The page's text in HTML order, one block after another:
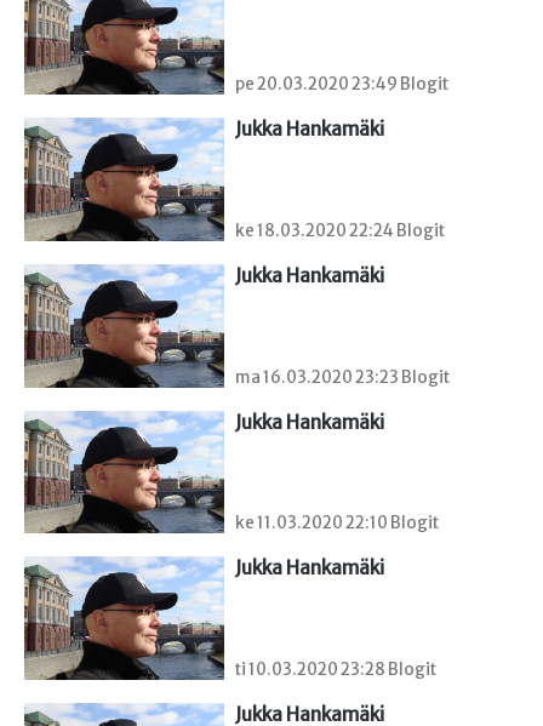
pe 20.03.2020 23:49 Blogit
Jukka Hankamäki
ke 18.03.2020 22:24 Blogit
Jukka Hankamäki
ma 16.03.2020 23:23 Blogit
Jukka Hankamäki
ke 11.03.2020 22:10 Blogit
Jukka Hankamäki
ti 10.03.2020 23:28 Blogit
Jukka Hankamäki